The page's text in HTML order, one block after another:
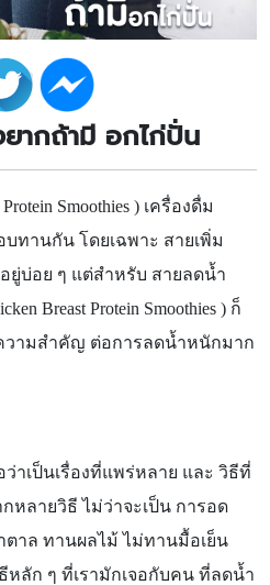
ยากถ้ามี อกไก่ปั่น
Smoothies ) เครื่องดื่ม
ทานกัน โดยเฉพาะ สายเพิ่ม
ยู่บ่อย ๆ แต่สำหรับ สายลดน้ำ
Breast Protein Smoothies ) ก็
วามสำคัญ ต่อการลดน้ำหนักมาก
าเป็นเรื่องที่แพร่หลาย และ วิธีที่
ลายวิธี ไม่ว่าจะเป็น การอด
ตาล ทานผลไม้ ไม่ทานมื้อเย็น
หลัก ๆ ที่เรามักเจอกับคน ที่ลดน้ำ